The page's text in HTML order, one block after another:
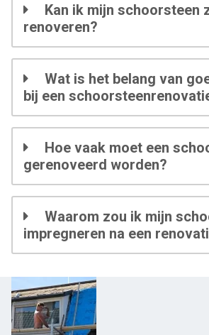
Kan ik mijn schoorsteen
renoveren?
Wat is het belang van
bij een
Hoe vaak moet een
gerenoveerd worden?
Waarom zou ik mijn
impregneren na een